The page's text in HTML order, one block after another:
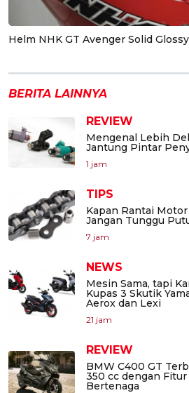
Helm NHK GT Avenger Solid
BERITA LAINNYA
REVIEW
Mengenal Lebih
Jantung Pintar
1 jam
TIPS
Kapan Rantai
Jangan Tunggu
7 jam
NEWS
Mesin Sama, tapi
Kupas 3 Skutik
Aerox dan Lexi
21 jam
REVIEW
BMW C400 GT
350 cc dengan
Bertenaga